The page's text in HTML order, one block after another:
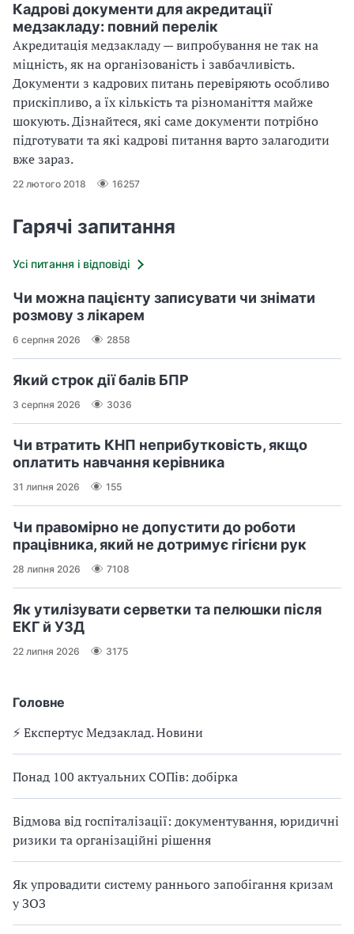
Головне
⚡️ Експертус Медзаклад. Новини
Понад 100 актуальних СОПів: добірка
Відмова від госпіталізації: документування, юридичні
ризики та організаційні рішення
Як упровадити систему раннього запобігання кризам
у ЗОЗ
Кадрові документи для акредитації
медзакладу: повний перелік
Акредитація медзакладу — випробування не так на
міцність, як на організованість і завбачливість.
Документи з кадрових питань перевіряють особливо
прискіпливо, а їх кількість та різноманіття майже
шокують. Дізнайтеся, які саме документи потрібно
підготувати та які кадрові питання варто залагодити
вже зараз.
22 лютого 2018 16257
Гарячі запитання
Усі питання і відповіді
Чи можна пацієнту записувати чи знімати
розмову з лікарем
6 серпня 2026 2858
Який строк дії балів БПР
3 серпня 2026 3036
Чи втратить КНП неприбутковість, якщо
оплатить навчання керівника
31 липня 2026 155
Чи правомірно не допустити до роботи
працівника, який не дотримує гігієни рук
28 липня 2026 7108
Як утилізувати серветки та пелюшки після
ЕКГ й УЗД
22 липня 2026 3175